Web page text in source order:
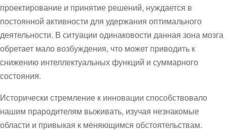
проектирование и принятие решений, нуждается в
постоянной активности для удержания оптимального
деятельности. В ситуации одинаковости данная зона мозга
обретает мало возбуждения, что может приводить к
снижению интеллектуальных функций и суммарного
состояния.
Исторически стремление к инновации способствовало
нашим прародителям выживать, изучая незнакомые
области и привыкая к меняющимся обстоятельствам.